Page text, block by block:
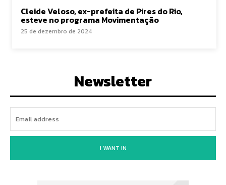
Cleide Veloso, ex-prefeita de Pires do Rio,
esteve no programa Movimentação
25 de dezembro de 2024
Newsletter
I WANT IN